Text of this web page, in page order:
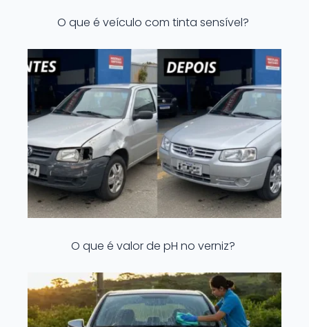
O que é veículo com tinta sensível?
O que é valor de pH no verniz?